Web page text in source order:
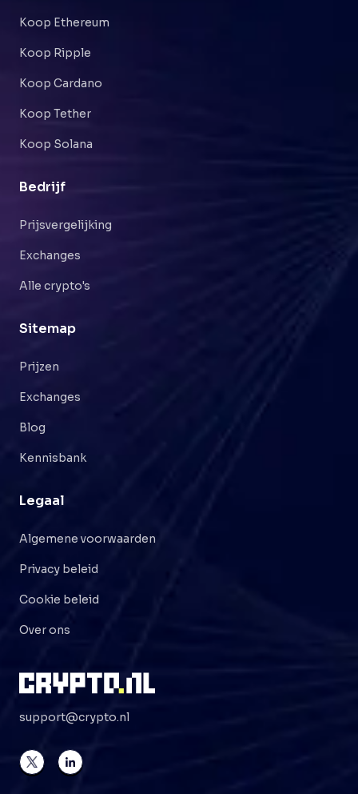
Koop Ethereum
Koop Ripple
Koop Cardano
Koop Tether
Koop Solana
Bedrijf
Prijsvergelijking
Exchanges
Alle crypto's
Sitemap
Prijzen
Exchanges
Blog
Kennisbank
Legaal
Algemene voorwaarden
Privacy beleid
Cookie beleid
Over ons
support@crypto.nl